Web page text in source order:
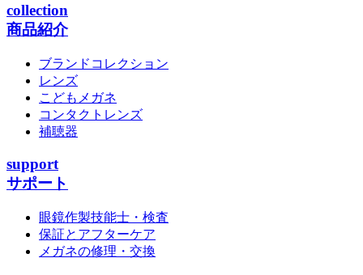
collection
商品紹介
ブランドコレクション
レンズ
こどもメガネ
コンタクトレンズ
補聴器
support
サポート
眼鏡作製技能士・検査
保証とアフターケア
メガネの修理・交換